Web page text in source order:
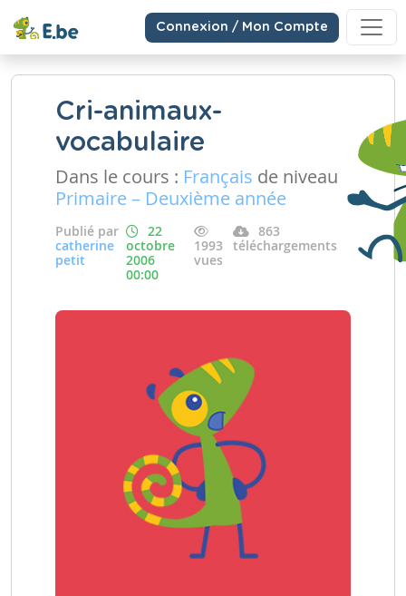
Connexion / Mon Compte
Cri-animaux-
vocabulaire
Dans le cours : Français de niveau
Primaire – Deuxième année
Publié par
catherine
petit
22
octobre
2006
00:00
1993
vues
863
téléchargements